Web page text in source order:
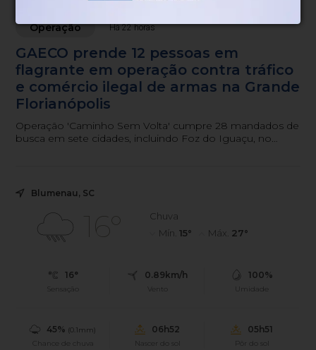
Operação Há 22 horas
GAECO prende 12 pessoas em
flagrante em operação contra tráfico
e comércio ilegal de armas na Grande
Florianópolis
Operação 'Caminho Sem Volta' cumpre 28 mandados de
busca em sete cidades, incluindo Foz do Iguaçu, no
Blumenau, SC
16°
Chuva
Mín. 15° Máx. 27°
16°
Sensação
0.89km/h
Vento
100%
Umidade
45% (0.1mm)
Chance de chuva
06h52
Nascer do sol
05h51
Pôr do sol